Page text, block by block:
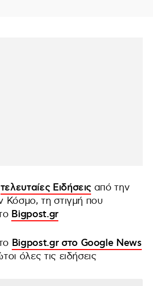
τελευταίες Ειδήσεις από την
Κόσμο, τη στιγμή που
Bigpost.gr
Bigpost.gr στο Google News
όλες τις ειδήσεις